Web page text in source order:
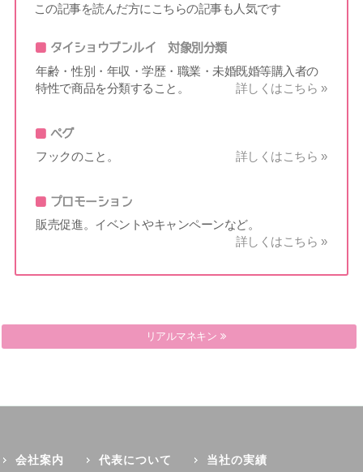
この記事を読んだ方にこちらの記事も人気です
タイショウブンルイ 対象別分類
年齢・性別・年収・学歴・職業・未婚既婚等購入者の
特性で商品を分類すること。
詳しくはこちら »
ペグ
フックのこと。 詳しくはこちら »
プロモーション
販売促進。イベントやキャンペーンなど。
詳しくはこちら »
ランディングスペース
リアルマネキン
会社案内 代表について
当社の実績